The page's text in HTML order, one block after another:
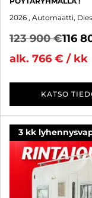
2026 , Automaatti,
123 900 €116
alk. 766 € / kk
KATSO
3 kk